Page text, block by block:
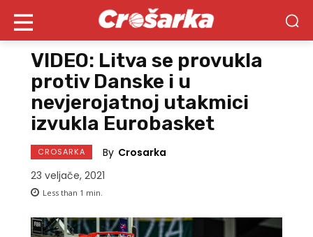
VIDEO: Litva se provukla
protiv Danske i u
nevjerojatnoj utakmici
izvukla Eurobasket
CROSARKA By Crosarka
23 veljače, 2021
Less than 1 min.